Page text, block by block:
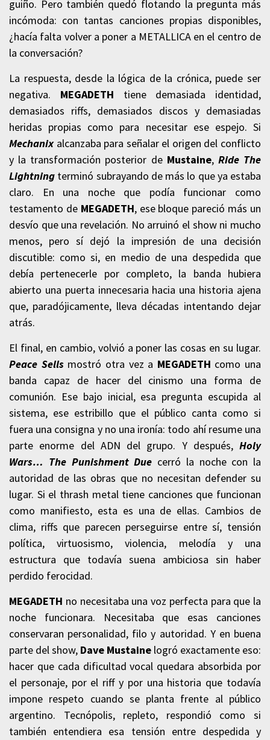
guiño. Pero también quedó flotando la pregunta más
incómoda: con tantas canciones propias disponibles,
¿hacía falta volver a poner a METALLICA en el centro de
la conversación?
La respuesta, desde la lógica de la crónica, puede ser
negativa. MEGADETH tiene demasiada identidad,
demasiados riffs, demasiados discos y demasiadas
heridas propias como para necesitar ese espejo. Si
Mechanixalcanzaba para señalar el origen del conflicto
y la transformación posterior de Mustaine, Ride The
Lightning terminó subrayando de más lo que ya estaba
claro. En una noche que podía funcionar como
testamento de MEGADETH, ese bloque pareció más un
desvío que una revelación. No arruinó el show ni mucho
menos, pero sí dejó la impresión de una decisión
discutible: como si, en medio de una despedida que
debía pertenecerle por completo, la banda hubiera
abierto una puerta innecesaria hacia una historia ajena
que, paradójicamente, lleva décadas intentando dejar
atrás.
El final, en cambio, volvió a poner las cosas en su lugar.
Peace Sellsmostró otra vez a MEGADETH como una
banda capaz de hacer del cinismo una forma de
comunión. Ese bajo inicial, esa pregunta escupida al
sistema, ese estribillo que el público canta como si
fuera una consigna y no una ironía: todo ahí resume una
parte enorme del ADN del grupo. Y después, Holy
Wars… The Punishment Due cerró la noche con la
autoridad de las obras que no necesitan defender su
lugar. Si el thrash metal tiene canciones que funcionan
como manifiesto, esta es una de ellas. Cambios de
clima, riffs que parecen perseguirse entre sí, tensión
política, virtuosismo, violencia, melodía y una
estructura que todavía suena ambiciosa sin haber
perdido ferocidad.
MEGADETH no necesitaba una voz perfecta para que la
noche funcionara. Necesitaba que esas canciones
conservaran personalidad, filo y autoridad. Y en buena
parte del show, Dave Mustaine logró exactamente eso:
hacer que cada dificultad vocal quedara absorbida por
el personaje, por el riff y por una historia que todavía
impone respeto cuando se planta frente al público
argentino. Tecnópolis, repleto, respondió como si
también entendiera esa tensión entre despedida y